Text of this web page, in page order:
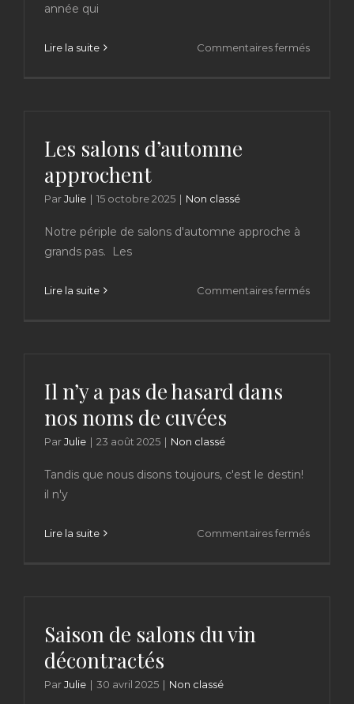
année qui
Lire la suite Commentaires ferméssur
Les salons d’automne
approchent
ParJulie | 15 octobre 2025 | Non classé
Notre périple de salons d'automne approche à
grands pas. Les
Lire la suite Commentaires ferméssur
Il n’y a pas de hasard dans
nos noms de cuvées
ParJulie | 23 août 2025 | Non classé
Tandis que nous disons toujours, c'est le destin!
il n'y
Lire la suite Commentaires ferméssur
Saison de salons du vin
décontractés
ParJulie | 30 avril 2025 | Non classé